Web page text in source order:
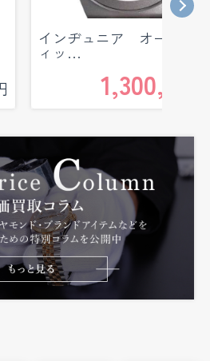
インヂュニア オートマテ
ィッ…
1,300,000